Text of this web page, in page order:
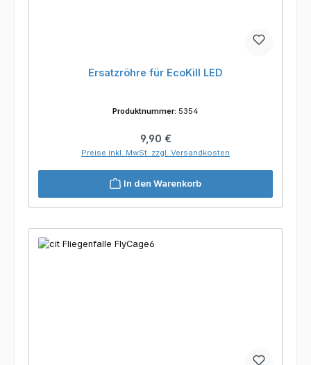
Ersatzröhre für EcoKill LED
Produktnummer: 5354
Regulärer Preis:
9,90 €
Preise inkl. MwSt. zzgl. Versandkosten
In den Warenkorb